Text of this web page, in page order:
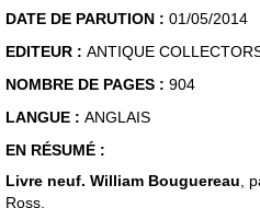
DATE DE PARUTION : 01/05/2014
EDITEUR : ANTIQUE
NOMBRE DE PAGES : 904
LANGUE : ANGLAIS
EN RÉSUMÉ :
Livre neuf. William Bouguereau ,
Ross.